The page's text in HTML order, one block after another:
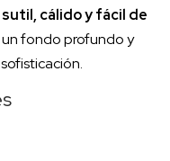
sutil, cálido y fácil de
un fondo profundo y